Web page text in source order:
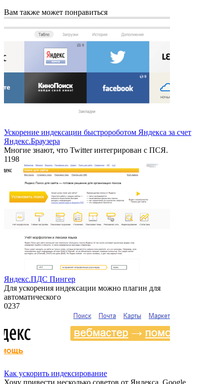
Вам также может понравиться
Ускорение индексации быстророботом Яндекса за счет
Яндекс.Браузера
Многие знают, что Twitter интегрирован с ПСЯ.
1198
Яндекс.ПДС Пингер
Для ускорения индексации можно плагин для
автоматического
0237
Как ускорить индексирование
Хочу привести несколько советов от Яндекса, Google